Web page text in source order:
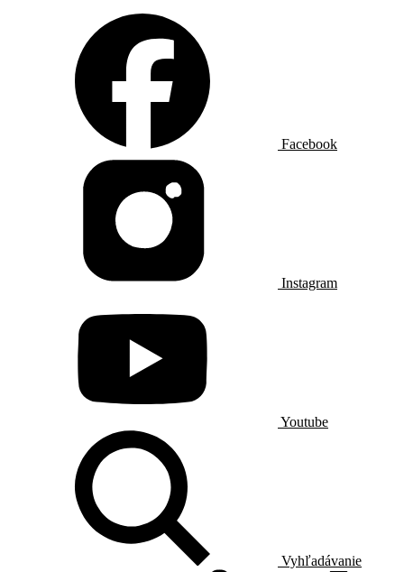
Facebook
Instagram
Youtube
Vyhľadávanie